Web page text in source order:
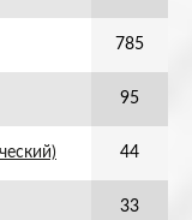
785
95
44
33